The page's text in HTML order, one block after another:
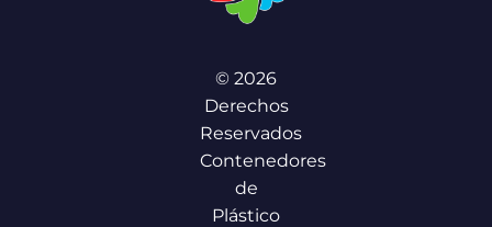
© 2026
Derechos
Reservados
Contenedores
de
Plástico